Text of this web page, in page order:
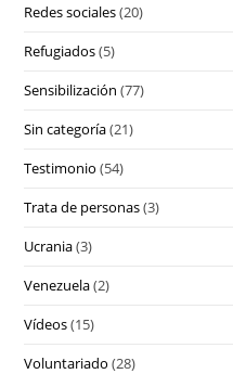
Redes sociales(20)
Refugiados(5)
Sensibilización (77)
Sin categoría(21)
Testimonio (54)
Trata de personas(3)
Ucrania(3)
Venezuela(2)
Vídeos(15)
Voluntariado (28)